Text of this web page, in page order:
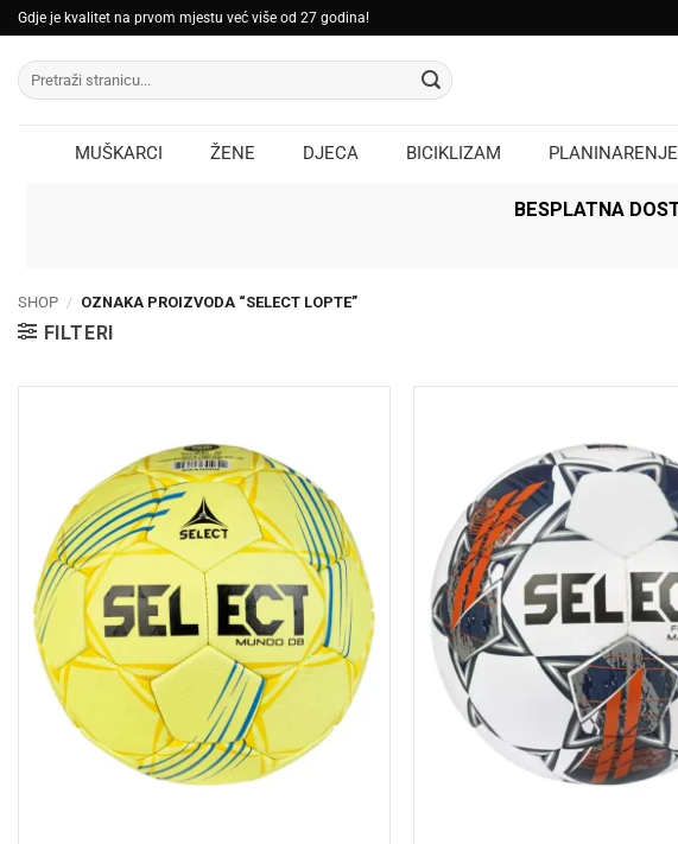
Skip
to
content
Gdje je kvalitet na prvom mjestu već više od 27 godina!
Pretraži:
MUŠKARCI ŽENE DJECA BICIKLIZAM PLANINARENJE
BESPLATNA
SHOP / OZNAKA PROIZVODA “SELECT LOPTE”
FILTERI